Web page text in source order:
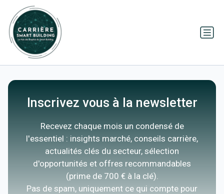
Inscrivez vous à la newsletter
Recevez chaque mois un condensé de
l'essentiel : insights marché, conseils carrière,
actualités clés du secteur, sélection
d'opportunités et offres recommandables
(prime de 700 € à la clé).
Pas de spam, uniquement ce qui compte pour